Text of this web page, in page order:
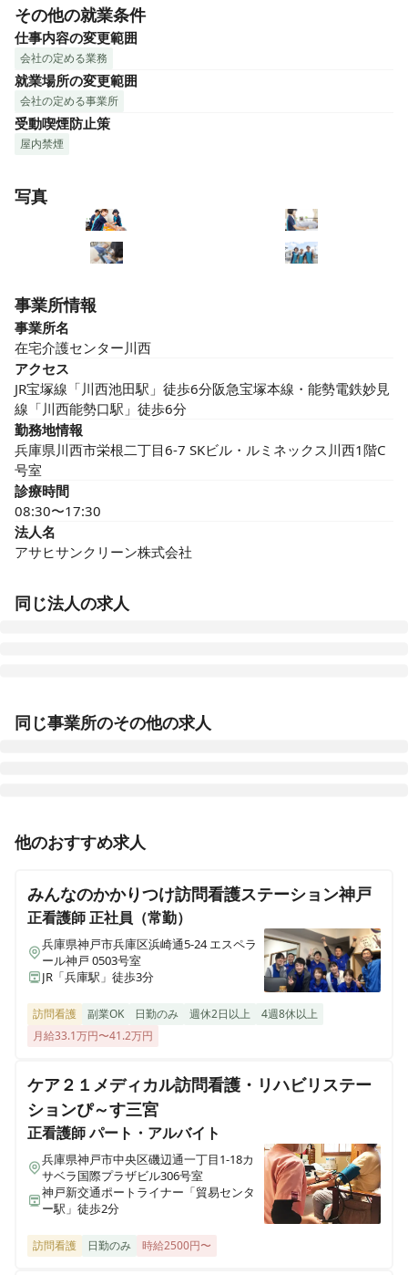
その他の就業条件
仕事内容の変更範囲
会社の定める業務
就業場所の変更範囲
会社の定める事業所
受動喫煙防止策
屋内禁煙
写真
事業所情報
事業所名
在宅介護センター川西
アクセス
JR宝塚線「川西池田駅」徒歩6分阪急宝塚本線・能勢電鉄妙見
線「川西能勢口駅」徒歩6分
勤務地情報
兵庫県川西市栄根二丁目6-7 SKビル・ルミネックス川西1階C
号室
診療時間
08:30〜17:30
法人名
アサヒサンクリーン株式会社
同じ法人の求人
兵庫県姫路市北条口一丁目9 久宝寺ビル1階
在宅介護センター明石
在宅介護センター門真
大阪府門真市新橋町8-8 喜多ビル1階
在宅介護センター新大阪
大阪府大阪市淀川区西中島四丁目12-22 西中島ユーリプラザ201号室
在宅介護センター堺
大阪府堺市北区長曽根町3029-14プルミエールコート 1階102号室
在宅介護センター東大阪
大阪府東大阪市長田西二丁目1-26 A号
在宅介護センター高槻
同じ事業所のその他の求人
正看護師 正社員（常勤）
【川西市 / 川西池田駅】日勤のみ・夜勤なし◎日曜日休
准看護師 パート・アルバイト
≪非常勤≫【川西市 / 川西池田駅】週1～5日◎Wワーク
◎入浴訪問の看護師募集
【川西市 / 川西池田駅】日勤のみ・夜勤なし◎日曜日休
み◎入浴訪問の看護師募集
他のおすすめ求人
みんなのかかりつけ訪問看護ステーション神戸
正看護師正社員（常勤）
兵庫県神戸市兵庫区浜崎通5-24 エスペラ
ール神戸 0503号室
JR「兵庫駅」徒歩3分
訪問看護 副業OK 日勤のみ 週休2日以上
4週8休以上
月給33.1万円〜41.2万円
ケア２１メディカル訪問看護・リハビリステー
ションぴ～す三宮
正看護師パート・アルバイト
兵庫県神戸市中央区磯辺通一丁目1-18カ
サベラ国際プラザビル306号室
神戸新交通ポートライナー「貿易センタ
ー駅」徒歩2分
訪問看護 日勤のみ 時給2500円〜